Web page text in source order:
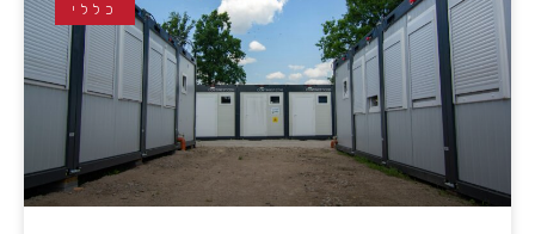
כללי